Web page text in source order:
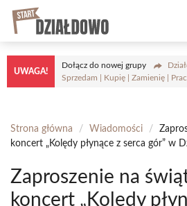
Przejdź
treści
UWAGA!
Dołącz do nowej grupy
Sprzedam | Kupię | Zamienię |
Strona główna / Wiadomości /
koncert „Kolędy płynące z serca gór” w
Zaproszenie na
koncert „Kolędy